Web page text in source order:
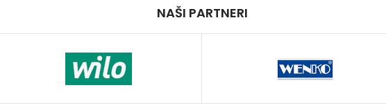
NAŠI PARTNERI